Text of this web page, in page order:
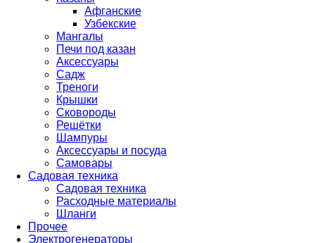
Афганские
Узбекские
Мангалы
Печи под казан
Аксессуары
Садж
Треноги
Крышки
Сковороды
Решётки
Шампуры
Аксессуары и посуда
Самовары
Садовая техника
Садовая техника
Расходные материалы
Шланги
Прочее
Электрогенераторы